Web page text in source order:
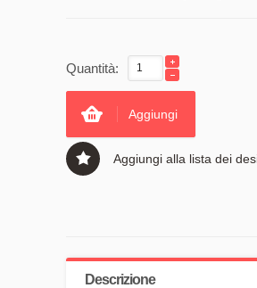
Quantità:
Aggiungi
Aggiungi alla lista dei
Descrizione